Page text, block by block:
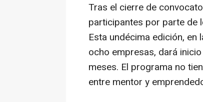
Tras el cierre de
participantes por parte de
Esta undécima edición,
ocho empresas, dará
meses. El programa no
entre mentor y